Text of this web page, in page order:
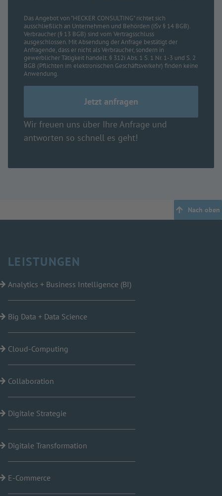
Das Angebot von "HECKER CONSULTING" richtet sich
ausschließlich an Unternehmen und Behörden (iSv § 14 BGB).
Verbraucher (§ 13 BGB) sind vom Vertragsschluss
ausgeschlossen. Mit Absendung der Anfrage bestätigt der
Anfragende, dass er nicht als Verbraucher, sondern in
gewerblicher Tätigkeit handelt. § 312i Abs. 1 S. 1 Nr. 1-3 und S. 2
BGB (Pflichten im elektronischen Geschäftsverkehr) finden keine
Anwendung.
Wir freuen uns über Ihre Anfrage und
antworten so schnell es geht!
Nach oben
LEISTUNGEN
Analytics + Business Intelligence (BI)
Big Data + Data Science
Cloud-Computing
Collaboration
Digitale Strategie
Digitale Transformation
E-Commerce